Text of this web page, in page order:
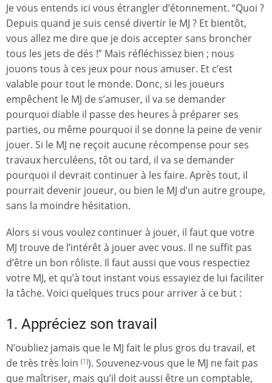
Je vous entends ici vous étrangler d’étonnement. “Quoi ?
Depuis quand je suis censé divertir le MJ ? Et bientôt,
vous allez me dire que je dois accepter sans broncher
tous les jets de dés !” Mais réfléchissez bien ; nous
jouons tous à ces jeux pour nous amuser. Et c’est
valable pour tout le monde. Donc, si les joueurs
empêchent le MJ de s’amuser, il va se demander
pourquoi diable il passe des heures à préparer ses
parties, ou même pourquoi il se donne la peine de venir
jouer. Si le MJ ne reçoit aucune récompense pour ses
travaux herculéens, tôt ou tard, il va se demander
pourquoi il devrait continuer à les faire. Après tout, il
pourrait devenir joueur, ou bien le MJ d’un autre groupe,
sans la moindre hésitation.
Alors si vous voulez continuer à jouer, il faut que votre
MJ trouve de l’intérêt à jouer avec vous. Il ne suffit pas
d’être un bon rôliste. Il faut aussi que vous respectiez
votre MJ, et qu’à tout instant vous essayiez de lui faciliter
la tâche. Voici quelques trucs pour arriver à ce but :
1. Appréciez son travail
N’oubliez jamais que le MJ fait le plus gros du travail, et
de très très loin (1)). Souvenez-vous que le MJ ne fait pas
que maîtriser, mais qu’il doit aussi être un comptable,